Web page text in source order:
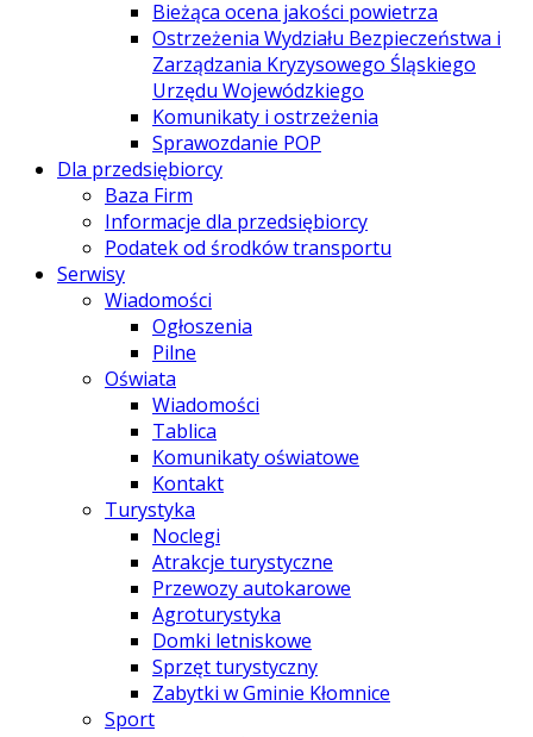
Bieżąca ocena jakości powietrza
Ostrzeżenia Wydziału Bezpieczeństwa i
Zarządzania Kryzysowego Śląskiego
Urzędu Wojewódzkiego
Komunikaty i ostrzeżenia
Sprawozdanie POP
Dla przedsiębiorcy
Baza Firm
Informacje dla przedsiębiorcy
Podatek od środków transportu
Serwisy
Wiadomości
Ogłoszenia
Pilne
Oświata
Wiadomości
Tablica
Komunikaty oświatowe
Kontakt
Turystyka
Noclegi
Atrakcje turystyczne
Przewozy autokarowe
Agroturystyka
Domki letniskowe
Sprzęt turystyczny
Zabytki w Gminie Kłomnice
Sport